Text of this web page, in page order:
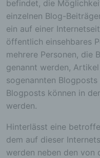
befindet, die
einzelnen Blog-
ein auf einer
öffentlich einsehbares
mehrere Personen, die
genannt werden,
sogenannten
Blogposts können in
werden.
Hinterlässt eine
dem auf dieser
werden neben den von
Die Internetseiten
genannte Cookies,
SessionStorage.
nutzerfreundlicher,
machen. Local
eine Technologie,
auf Ihrem Computer
abspeichert.
über einen
Computersystem
werden. Sie können
entsprechende
Zahlreiche
Cookies. Viele